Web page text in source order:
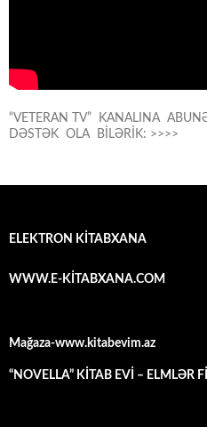
“VETERAN TV” KANALINA
DƏSTƏK OLA BİLƏRİK: >>>>
ELEKTRON KİTABXANA
WWW.E-KİTABXANA.COM
Mağaza-www.kitabevim.az
“NOVELLA” KİTAB EVİ – ELMLƏR